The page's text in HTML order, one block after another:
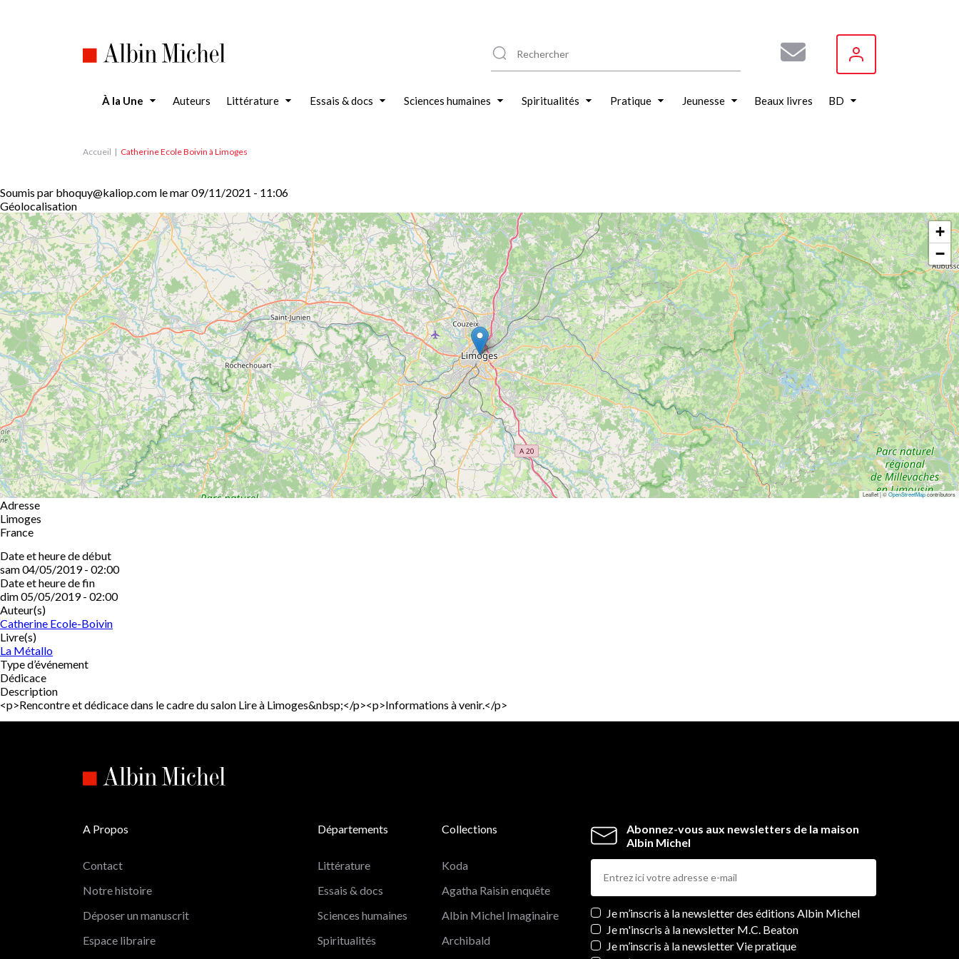
À la Une Auteurs Littérature Essais & docs Sciences humaines Spiritualités Pratique Jeunesse Beaux livres BD
Accueil Catherine Ecole Boivin à Limoges
Soumis par bhoquy@kaliop.com lemar 09/11/2021 - 11:06
Géolocalisation
+
−
Leaflet | ©OpenStreetMapcontributors
Adresse
Limoges
France
Date et heure de début
sam 04/05/2019 - 02:00
Date et heure de fin
dim 05/05/2019 - 02:00
Auteur(s)
Catherine Ecole-Boivin
Livre(s)
La Métallo
Type d’événement
Dédicace
Description
<p>Rencontre et dédicace dans le cadre du salon Lire à Limoges&nbsp;</p><p>Informations à venir.</p>
Abonnez-vous aux newsletters de la maison
Albin Michel
Newsletters
Je m’inscris à la newsletter des éditions Albin Michel
Je m'inscris à la newsletter M.C. Beaton
Je m’inscris à la newsletter Vie pratique
A Propos
Contact
Notre histoire
Déposer un manuscrit
Espace libraire
Départements
Littérature
Essais & docs
Sciences humaines
Spiritualités
Collections
Koda
Agatha Raisin enquête
Albin Michel Imaginaire
Archibald